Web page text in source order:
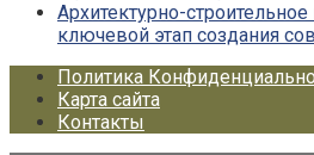
Архитектурно-
ключевой этап создания
Политика
Карта сайта
Контакты